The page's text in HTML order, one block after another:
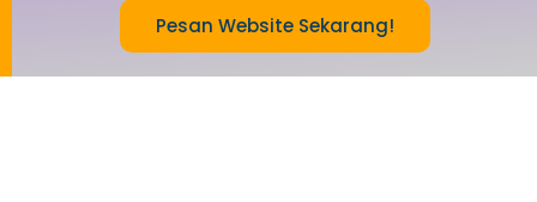
Pesan Website Sekarang!